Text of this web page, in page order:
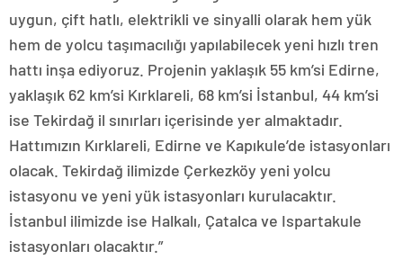
uygun, çift hatlı, elektrikli ve sinyalli olarak hem yük
hem de yolcu taşımacılığı yapılabilecek yeni hızlı tren
hattı inşa ediyoruz. Projenin yaklaşık 55 km’si Edirne,
yaklaşık 62 km’si Kırklareli, 68 km’si İstanbul, 44 km’si
ise Tekirdağ il sınırları içerisinde yer almaktadır.
Hattımızın Kırklareli, Edirne ve Kapıkule’de istasyonları
olacak. Tekirdağ ilimizde Çerkezköy yeni yolcu
istasyonu ve yeni yük istasyonları kurulacaktır.
İstanbul ilimizde ise Halkalı, Çatalca ve Ispartakule
istasyonları olacaktır.”